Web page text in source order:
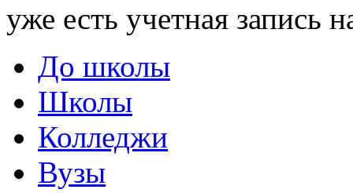
уже есть учетная запись
До школы
Школы
Колледжи
Вузы